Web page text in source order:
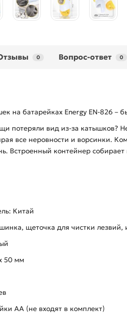
0 Вопрос-ответ 0
на батарейках Energy EN-826 –
потеряли вид из-за катышков?
все неровности и ворсинки.
Встроенный контейнер
Китай
щеточка для чистки лезвий,
50 мм
АА (не входят в комплект)